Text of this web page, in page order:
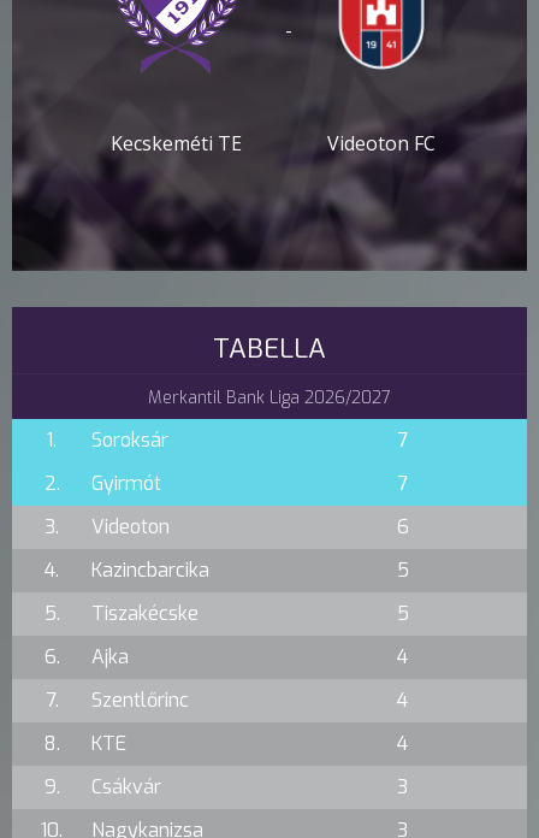
Kecskeméti TE
-
Videoton FC
TABELLA
Merkantil Bank Liga 2026/2027
1. Soroksár
7
2.
Gyirmót
7
3.
Videoton
6
4.
Kazincbarcika
5
5.
Tiszakécske
5
6.
Ajka
4
7.
Szentlőrinc
4
8.
KTE
4
9.
Csákvár
3
10.
Nagykanizsa 3